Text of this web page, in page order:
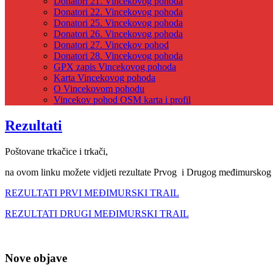
Donatori 22. Vincekovog pohoda
Donatori 25. Vincekovog pohoda
Donatori 26. Vincekovog pohoda
Donatori 27. Vincekov pohod
Donatori 28. Vincekovog pohoda
GPX zapis Vincekovog pohoda
Karta Vincekovog pohoda
O Vincekovom pohodu
Vincekov pohod OSM karta i profil
Rezultati
Poštovane trkačice i trkači,
na ovom linku možete vidjeti rezultate Prvog i Drugog međimurskog
REZULTATI PRVI MEĐIMURSKI TRAIL
REZULTATI DRUGI MEĐIMURSKI TRAIL
Nove objave